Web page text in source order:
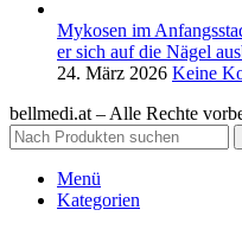
Mykosen im
er sich auf die Nägel
24. März 2026 Keine
bellmedi.at – Alle Rechte
Menü
Kategorien